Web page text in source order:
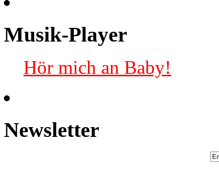
Musik-Player
Hör mich an Baby!
Newsletter